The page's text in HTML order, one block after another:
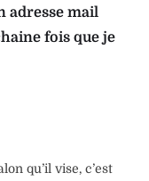
adresse mail
fois que je
qu’il vise, c’est